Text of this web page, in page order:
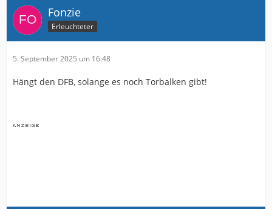
Fonzie
Erleuchteter
5. September 2025 um 16:48
Hängt den DFB, solange es noch Torbalken gibt!